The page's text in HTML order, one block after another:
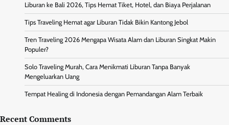
Liburan ke Bali 2026, Tips Hemat Tiket, Hotel, dan Biaya Perjalanan
Tips Traveling Hemat agar Liburan Tidak Bikin Kantong Jebol
Tren Traveling 2026 Mengapa Wisata Alam dan Liburan Singkat Makin
Populer?
Solo Traveling Murah, Cara Menikmati Liburan Tanpa Banyak
Mengeluarkan Uang
Tempat Healing di Indonesia dengan Pemandangan Alam Terbaik
Recent Comments